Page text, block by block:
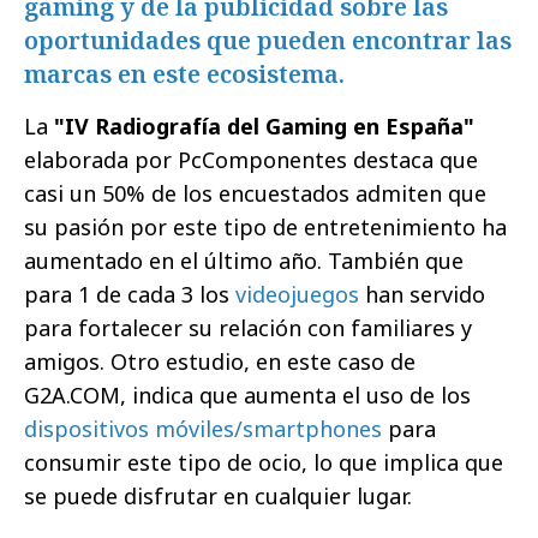
oportunidades que pueden encontrar las
marcas en este ecosistema.
La "IV Radiografía del Gaming en España"
elaborada por PcComponentes destaca que
casi un 50% de los encuestados admiten que
su pasión por este tipo de entretenimiento ha
aumentado en el último año. También que
para 1 de cada 3 los videojuegos han servido
para fortalecer su relación con familiares y
amigos. Otro estudio, en este caso de
G2A.COM, indica que aumenta el uso de los
dispositivos móviles/smartphones para
consumir este tipo de ocio, lo que implica que
se puede disfrutar en cualquier lugar.